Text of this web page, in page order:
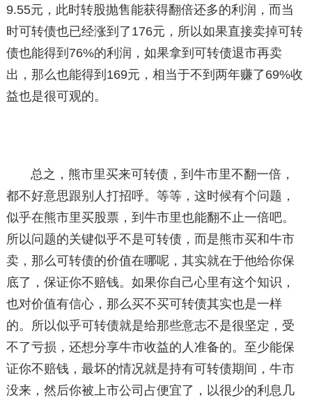
9.55元，此时转股抛售能获得翻倍还多的利润，而当
时可转债也已经涨到了176元，所以如果直接卖掉可转
债也能得到76%的利润，如果拿到可转债退市再卖
出，那么也能得到169元，相当于不到两年赚了69%收
益也是很可观的。
总之，熊市里买来可转债，到牛市里不翻一倍，
都不好意思跟别人打招呼。等等，这时候有个问题，
似乎在熊市里买股票，到牛市里也能翻不止一倍吧。
所以问题的关键似乎不是可转债，而是熊市买和牛市
卖，那么可转债的价值在哪呢，其实就在于他给你保
底了，保证你不赔钱。如果你自己心里有这个知识，
也对价值有信心，那么买不买可转债其实也是一样
的。所以似乎可转债就是给那些意志不是很坚定，受
不了亏损，还想分享牛市收益的人准备的。至少能保
证你不赔钱，最坏的情况就是持有可转债期间，牛市
没来，然后你被上市公司占便宜了，以很少的利息几